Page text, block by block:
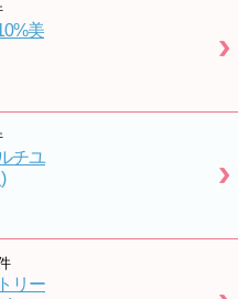
美
チユ
リー